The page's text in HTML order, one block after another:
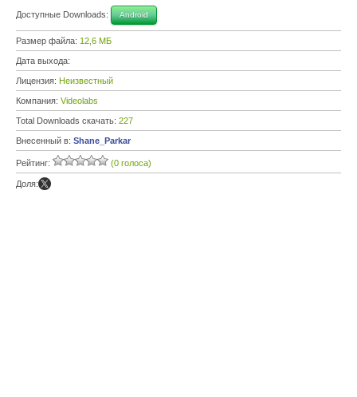
Доступные Downloads: Android
Размер файла: 12,6 МБ
Дата выхода:
Лицензия: Неизвестный
Компания: Videolabs
Total Downloads скачать: 227
Внесенный в: Shane_Parkar
Рейтинг: (0 голоса)
Доля: